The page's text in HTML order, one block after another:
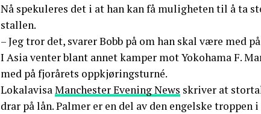
Nå spekuleres det i at han kan få muligheten til å ta
stallen.
– Jeg tror det, svarer Bobb på om han skal være med
I Asia venter blant annet kamper mot Yokohama F.
med på fjorårets oppkjøringsturné.
LokalavisaManchester Evening News skriver at
drar på lån. Palmer er en del av den engelske troppen i